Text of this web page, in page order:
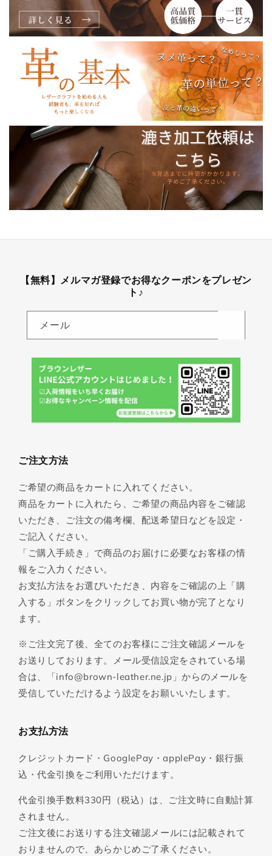
【無料】メルマガ登録でお得なクーポンをプレゼン
ト♪
メール
ご注文方法
ご希望の商品をカートに入れてください。
商品をカートに入れたら、ご希望の商品内容をご確認
いただき、ご注文の備考欄、配送希望日などを設定・
ご記入ください。
「ご購入手続き」で商品のお届けに必要なお客様の情
報をご入力ください。
お支払方法をお選びいただき、内容をご確認の上「購
入する」ボタンをクリックしてお買い物が完了となり
ます。
※ご注文完了後、全てのお客様にご注文確認メールを
お送りしております。メール受信設定をされている場
合は、「info@brown-leather.ne.jp」からのメールを
受信していただけるよう設定をお願いいたします。
お支払方法
クレジットカード・GooglePay・applePay・銀行振
込・代金引換をご利用いただけます。
代金引換手数料330円（税込）は、ご注文時に自動計算
されません。
ご注文後にお送りする注文確認メールには記載されて
おりませんので、あらかじめご了承ください。